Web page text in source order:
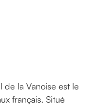
de la Vanoise est le
français. Situé